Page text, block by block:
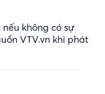
không có sự
VTV.vn khi phát